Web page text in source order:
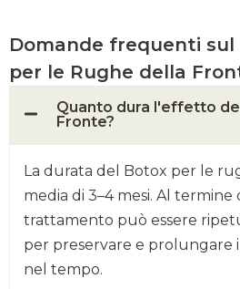
Domande frequenti
per le Rughe della
Quanto dura l'effetto
Fronte?
La durata del Botox per le
media di 3–4 mesi. Al termine
trattamento può essere
per preservare e prolungare
nel tempo.